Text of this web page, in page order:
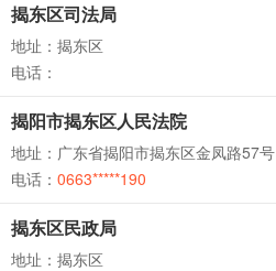
揭东区司法局
地址：揭东区
电话：
揭阳市揭东区人民法院
地址：广东省揭阳市揭东区金凤路57号
电话： 0663*****190
揭东区民政局
地址：揭东区